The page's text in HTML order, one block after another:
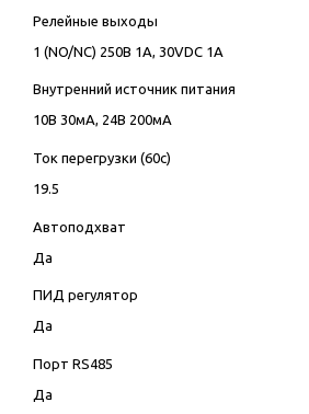
Релейные выходы
1 (NO/NC) 250В 1А, 30VDC 1А
Внутренний источник питания
10В 30мА, 24В 200мА
Ток перегрузки (60с)
19.5
Автоподхват
Да
ПИД регулятор
Да
Порт RS485
Да